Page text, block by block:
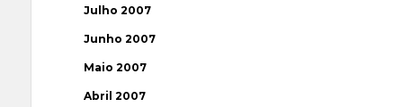
Julho 2007
Junho 2007
Maio 2007
Abril 2007